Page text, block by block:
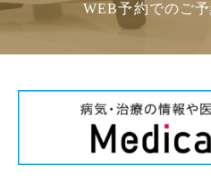
WEB予約でのご予